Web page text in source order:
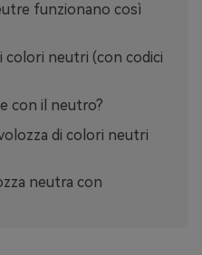
funzionano così
colori neutri (con codici
con il neutro?
di colori neutri
neutra con